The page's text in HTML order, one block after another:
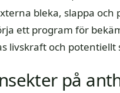
bleka, slappa
ett program för
livskraft och potentiellt
på